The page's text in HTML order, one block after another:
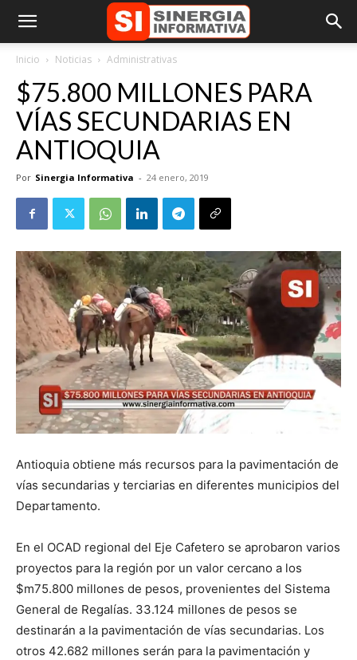
Inicio Noticias Administrativas
$75.800 MILLONES PARA
VÍAS SECUNDARIAS EN
ANTIOQUIA
Por Sinergia Informativa - 24 enero, 2019
Antioquia obtiene más recursos para la pavimentación de
vías secundarias y terciarias en diferentes municipios del
Departamento.
En el OCAD regional del Eje Cafetero se aprobaron varios
proyectos para la región por un valor cercano a los
$m75.800 millones de pesos, provenientes del Sistema
General de Regalías. 33.124 millones de pesos se
destinarán a la pavimentación de vías secundarias. Los
otros 42.682 millones serán para la pavimentación y